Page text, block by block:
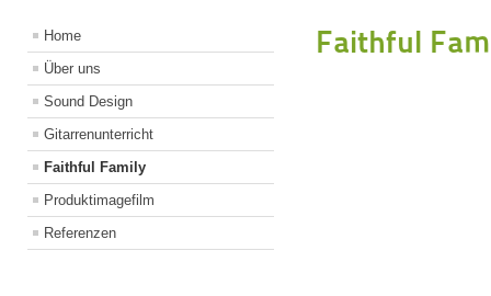
Home
Über uns
Sound Design
Gitarrenunterricht
Faithful Family
Produktimagefilm
Referenzen
Faithful